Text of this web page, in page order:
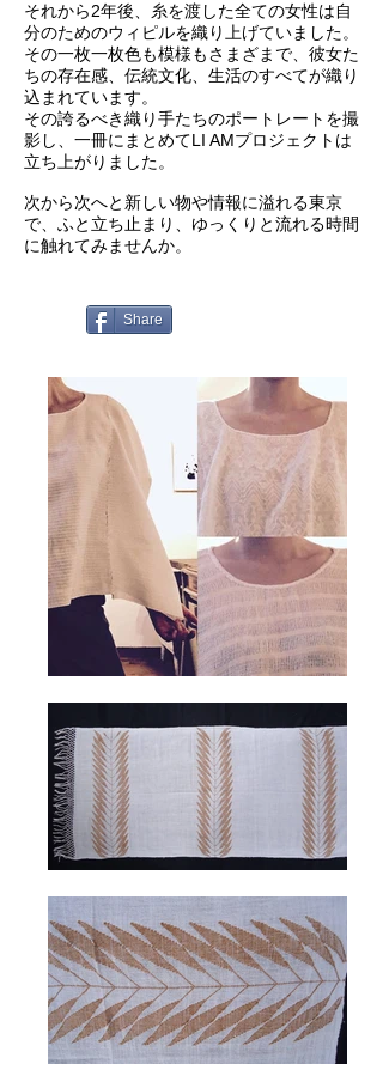
それから2年後、糸を渡した全ての女性は自
分のためのウィピルを織り上げていました。
その一枚一枚色も模様もさまざまで、彼女た
ちの存在感、伝統文化、生活のすべてが織り
込まれています。
その誇るべき織り手たちのポートレートを撮
影し、一冊にまとめてLI AMプロジェクトは
立ち上がりました。
次から次へと新しい物や情報に溢れる東京
で、ふと立ち止まり、ゆっくりと流れる時間
に触れてみませんか。
Share